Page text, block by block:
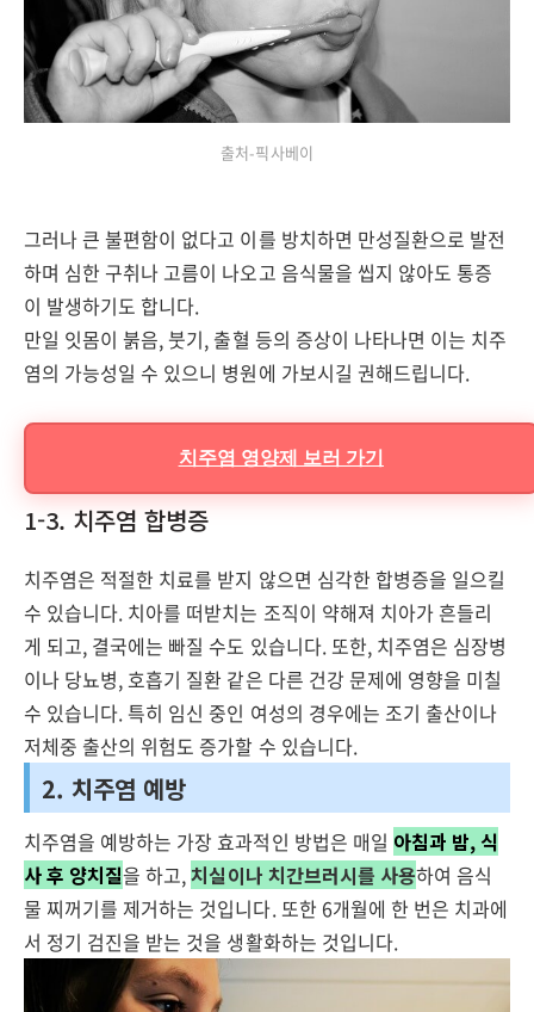
출처-픽사베이
그러나 큰 불편함이 없다고 이를 방치하면 만성질환으로 발전
하며 심한 구취나 고름이 나오고 음식물을 씹지 않아도 통증
이 발생하기도 합니다.
만일 잇몸이 붉음, 붓기, 출혈 등의 증상이 나타나면 이는 치주
염의 가능성일 수 있으니 병원에 가보시길 권해드립니다.
치주염 영양제 보러 가기
1-3. 치주염 합병증
치주염은 적절한 치료를 받지 않으면 심각한 합병증을 일으킬
수 있습니다. 치아를 떠받치는 조직이 약해져 치아가 흔들리
게 되고, 결국에는 빠질 수도 있습니다. 또한, 치주염은 심장병
이나 당뇨병, 호흡기 질환 같은 다른 건강 문제에 영향을 미칠
수 있습니다. 특히 임신 중인 여성의 경우에는 조기 출산이나
저체중 출산의 위험도 증가할 수 있습니다.
2. 치주염 예방
치주염을 예방하는 가장 효과적인 방법은 매일 아침과 밤, 식
사 후 양치질을 하고,치실이나 치간브러시를 사용하여 음식
물 찌꺼기를 제거하는 것입니다. 또한 6개월에 한 번은 치과에
서 정기 검진을 받는 것을 생활화하는 것입니다.